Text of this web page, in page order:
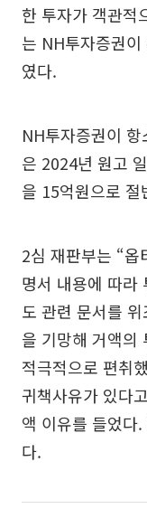
한 투자가 객관적
는 NH투자증권
였다.
NH투자증권이
은 2024년 원고
을 15억원으로 절
2심 재판부는 “옵
명서 내용에 따라
도 관련 문서를
을 기망해 거액의
적극적으로 편취
귀책사유가 있다
액 이유를 들었다
다.